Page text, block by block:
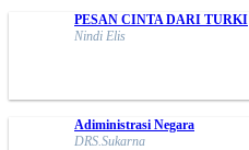
PESAN CINTA DARI TURKI
Nindi Elis
Adiministrasi Negara
DRS.Sukarna